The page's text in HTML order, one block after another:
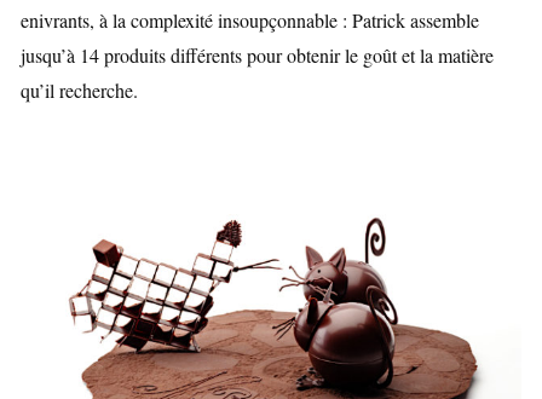
enivrants, à la complexité insoupçonnable : Patrick assemble
jusqu’à 14 produits différents pour obtenir le goût et la matière
qu’il recherche.